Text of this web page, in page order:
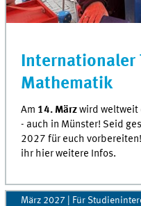
Internationaler
Mathematik
Am 14. Märzwird weltweit
- auch in Münster! Seid
2027 für euch
ihr hier weitere Infos.
März 2027 | Für